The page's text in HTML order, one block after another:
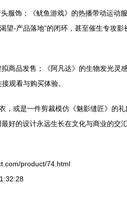
服饰；《鱿鱼游戏》的热播带动运动
-产品落地”的闭环，甚至催生专攻影
商品发售；《阿凡达》的生物发光灵
观看与购买体验。
或是一件剪裁模仿《魅影缝匠》的
好的设计永远生长在文化与商业的交汇
product/74.html